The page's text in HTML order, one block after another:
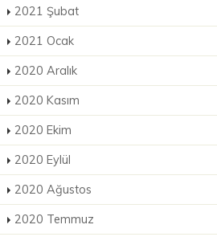
2021 Şubat
2021 Ocak
2020 Aralık
2020 Kasım
2020 Ekim
2020 Eylül
2020 Ağustos
2020 Temmuz